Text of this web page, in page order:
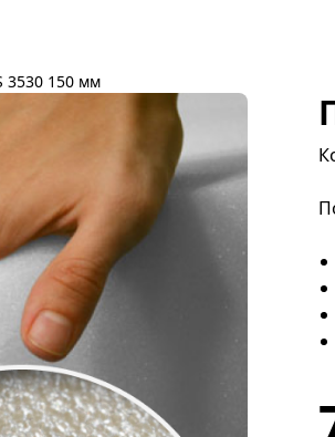
3530 150 мм